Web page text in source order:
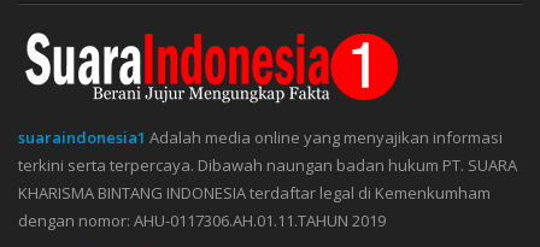
suaraindonesia1 Adalah media online yang menyajikan informasi
terkini serta terpercaya. Dibawah naungan badan hukum PT. SUARA
KHARISMA BINTANG INDONESIA terdaftar legal di Kemenkumham
dengan nomor: AHU-0117306.AH.01.11.TAHUN 2019